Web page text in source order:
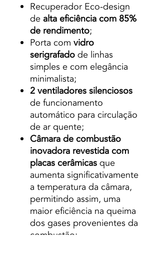
Recuperador Eco-design
de alta eficiência com 85%
de rendimento;
Porta com vidro
serigrafado de linhas
simples e com elegância
minimalista;
2 ventiladores silenciosos
de funcionamento
automático para circulação
de ar quente;
Câmara de combustão
inovadora revestida com
placas cerâmicas que
aumenta significativamente
a temperatura da câmara,
permitindo assim, uma
maior eficiência na queima
dos gases provenientes da
combustão;